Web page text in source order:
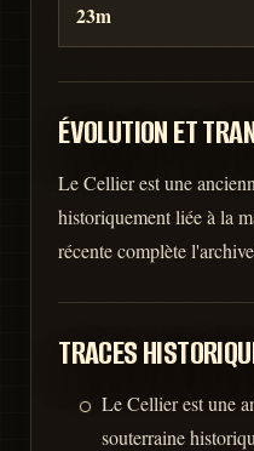
23m
ÉVOLUTION ET
Le Cellier est une
historiquement liée à la
récente complète
TRACES
Le Cellier est une
souterraine